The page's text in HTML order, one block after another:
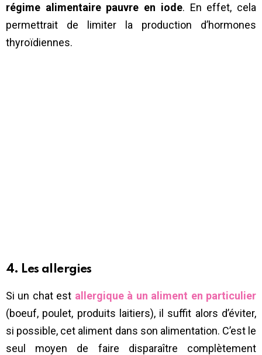
régime alimentaire pauvre en iode. En effet, cela
permettrait de limiter la production d’hormones
thyroïdiennes.
4. Les allergies
Si un chat est allergique à un aliment en particulier
(boeuf, poulet, produits laitiers), il suffit alors d’éviter,
si possible, cet aliment dans son alimentation. C’est le
seul moyen de faire disparaître complètement